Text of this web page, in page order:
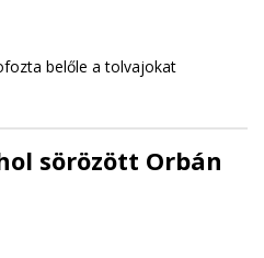
belőle a tolvajokat
sörözött Orbán